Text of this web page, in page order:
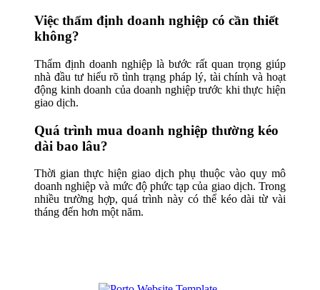
Việc thẩm định doanh nghiệp có cần thiết
không?
Thẩm định doanh nghiệp là bước rất quan trọng giúp
nhà đầu tư hiểu rõ tình trạng pháp lý, tài chính và hoạt
động kinh doanh của doanh nghiệp trước khi thực hiện
giao dịch.
Quá trình mua doanh nghiệp thường kéo
dài bao lâu?
Thời gian thực hiện giao dịch phụ thuộc vào quy mô
doanh nghiệp và mức độ phức tạp của giao dịch. Trong
nhiều trường hợp, quá trình này có thể kéo dài từ vài
tháng đến hơn một năm.